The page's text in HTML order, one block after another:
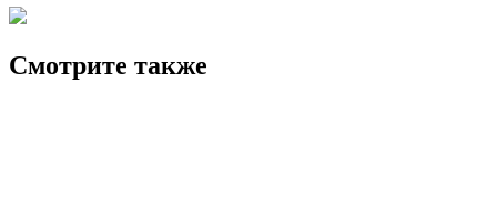
Смотрите также